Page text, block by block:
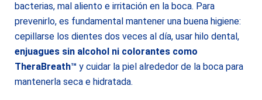
bacterias, mal aliento e irritación en la boca. Para
prevenirlo, es fundamental mantener una buena higiene:
cepillarse los dientes dos veces al día, usar hilo dental,
enjuagues sin alcohol ni colorantes como
TheraBreath™ y cuidar la piel alrededor de la boca para
mantenerla seca e hidratada.